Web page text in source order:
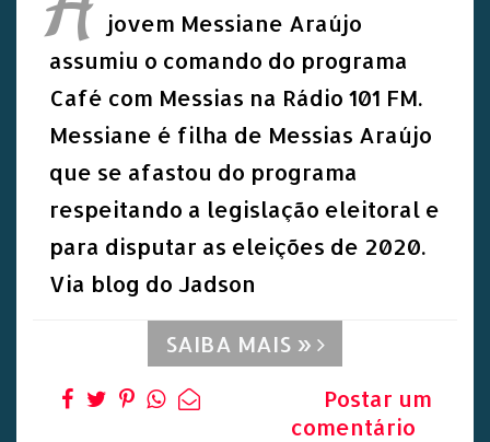
jovem Messiane Araújo
assumiu o comando do programa
Café com Messias na Rádio 101 FM.
Messiane é filha de Messias Araújo
que se afastou do programa
respeitando a legislação eleitoral e
para disputar as eleições de 2020.
Via blog do Jadson
SAIBA MAIS »
Postar um
comentário